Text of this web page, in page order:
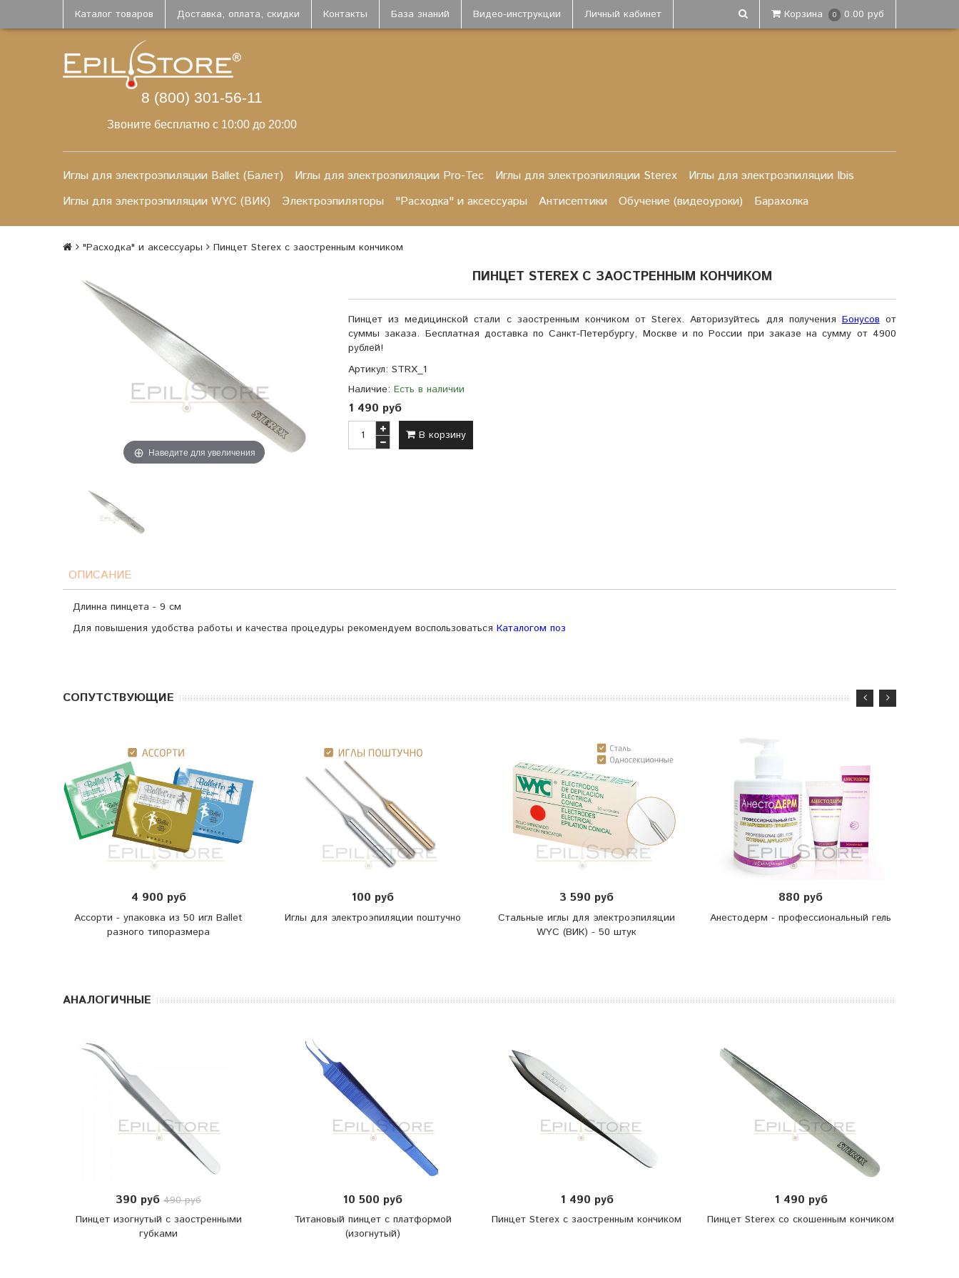
Каталог товаров Доставка, оплата, скидки Контакты База знаний Видео-инструкции Личный кабинет Корзина 0 0.00 руб
8 (800) 301-56-11
Звоните бесплатно с 10:00 до 20:00
Иглы для электроэпиляции Ballet (Балет) Иглы для электроэпиляции Pro-Tec Иглы для электроэпиляции Sterex
Иглы для электроэпиляции Ibis
Иглы для электроэпиляции WYC (ВИК)
Электроэпиляторы "Расходка" и аксессуары Антисептики Обучение (видеоуроки) Барахолка
"Расходка" и аксессуары Пинцет Sterex с заостренным кончиком
Наведите для увеличения
ПИНЦЕТ STEREX С ЗАОСТРЕННЫМ КОНЧИКОМ
Пинцет из медицинской стали с заостренным кончиком от Sterex. Авторизуйтесь для полученияБонусовот
суммы заказа. Бесплатная доставка по Санкт-Петербургу, Москве и по России при заказе на сумму от 4900
рублей!
Артикул: STRX_1
Наличие: Есть в наличии
1 490 руб
В корзину
ОПИСАНИЕ
Длинна пинцета - 9 см
Для повышения удобства работы и качества процедуры рекомендуем воспользоваться Каталогом поз
CОПУТСТВУЮЩИЕ
4 900 руб
Ассорти - упаковка из 50 игл Ballet
разного типоразмера
100 руб
Иглы для электроэпиляции поштучно
3 590 руб
Стальные иглы для электроэпиляции
WYC (ВИК) - 50 штук
880 руб
Анестодерм - профессиональный гель
АНАЛОГИЧНЫЕ
390 руб 490 руб
Пинцет изогнутый с заостренными
губками
10 500 руб
Титановый пинцет с платформой
(изогнутый)
1 490 руб
Пинцет Sterex с заостренным кончиком
1 490 руб
Пинцет Sterex со скошенным кончиком